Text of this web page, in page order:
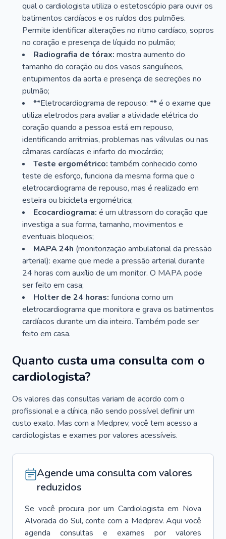
qual o cardiologista utiliza o estetoscópio para ouvir os
batimentos cardíacos e os ruídos dos pulmões.
Permite identificar alterações no ritmo cardíaco, sopros
no coração e presença de líquido no pulmão;
Radiografia de tórax: mostra aumento do
tamanho do coração ou dos vasos sanguíneos,
entupimentos da aorta e presença de secreções no
pulmão;
**Eletrocardiograma de repouso: ** é o exame que
utiliza eletrodos para avaliar a atividade elétrica do
coração quando a pessoa está em repouso,
identificando arritmias, problemas nas válvulas ou nas
câmaras cardíacas e infarto do miocárdio;
Teste ergométrico: também conhecido como
teste de esforço, funciona da mesma forma que o
eletrocardiograma de repouso, mas é realizado em
esteira ou bicicleta ergométrica;
Ecocardiograma: é um ultrassom do coração que
investiga a sua forma, tamanho, movimentos e
eventuais bloqueios;
MAPA 24h (monitorização ambulatorial da pressão
arterial): exame que mede a pressão arterial durante
24 horas com auxílio de um monitor. O MAPA pode
ser feito em casa;
Holter de 24 horas: funciona como um
eletrocardiograma que monitora e grava os batimentos
cardíacos durante um dia inteiro. Também pode ser
feito em casa.
Quanto custa uma consulta com o
cardiologista?
Os valores das consultas variam de acordo com o
profissional e a clínica, não sendo possível definir um
custo exato. Mas com a Medprev, você tem acesso a
cardiologistas e exames por valores acessíveis.
Agende uma consulta com valores
reduzidos
Se você procura por um Cardiologista em Nova
Alvorada do Sul, conte com a Medprev. Aqui você
agenda consultas e exames por valores